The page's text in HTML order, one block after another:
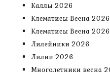
Каллы 2026
Клематисы Весна
Клематисы Весна
Лилейники 2026
Лилии 2026
Многолетники весна